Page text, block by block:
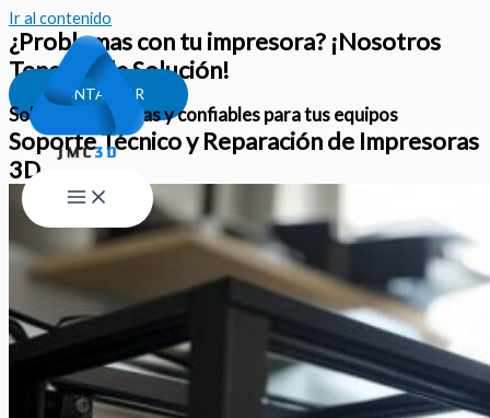
Ir al contenido
¿Problemas con tu impresora? ¡Nosotros
Tenemos la Solución!
CONTACTAR
Soluciones rápidas y confiables para tus equipos
Soporte Técnico y Reparación de Impresoras
3D